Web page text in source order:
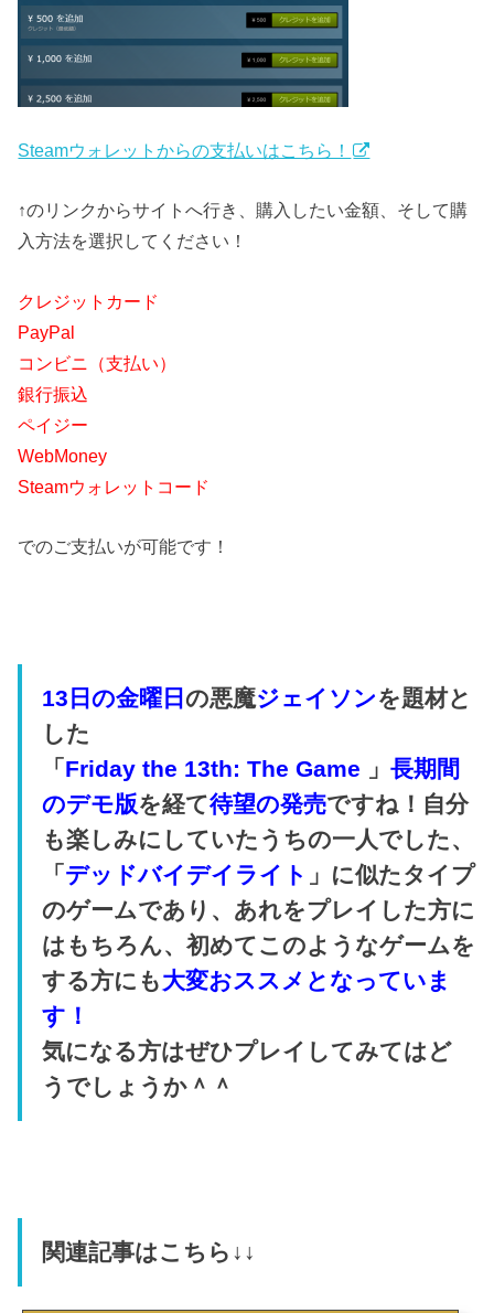
Steamウォレットからの支払いはこちら！
↑のリンクからサイトへ行き、購入したい金額、そして購
入方法を選択してください！
クレジットカード
PayPal
コンビニ（支払い）
銀行振込
ペイジー
WebMoney
Steamウォレットコード
でのご支払いが可能です！
13日の金曜日 の悪魔ジェイソンを題材と
した
「 Friday the 13th: The Game 」 長期間
のデモ版を経て待望の発売ですね！自分
も楽しみにしていたうちの一人でした、
「 デッドバイデイライト 」に似たタイプ
のゲームであり、あれをプレイした方に
はもちろん、初めてこのようなゲームを
する方にも大変おススメとなっていま
す！
気になる方はぜひプレイしてみてはど
うでしょうか＾＾
関連記事はこちら↓↓